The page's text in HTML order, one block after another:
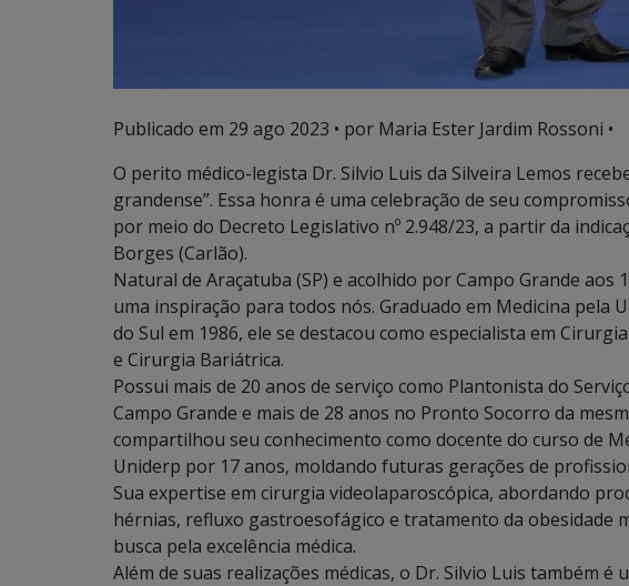
Publicado em 29 ago 2023 • por Maria Ester Jardim Rossoni •
O perito médico-legista Dr. Silvio Luis da Silveira Lemos
grandense”. Essa honra é uma celebração de seu
por meio do Decreto Legislativo nº 2.948/23, a partir da
Borges (Carlão).
Natural de Araçatuba (SP) e acolhido por Campo Grande aos
uma inspiração para todos nós. Graduado em Medicina pela
do Sul em 1986, ele se destacou como especialista em
e Cirurgia Bariátrica.
Possui mais de 20 anos de serviço como Plantonista do
Campo Grande e mais de 28 anos no Pronto Socorro da
compartilhou seu conhecimento como docente do curso de
Uniderp por 17 anos, moldando futuras gerações de
Sua expertise em cirurgia videolaparoscópica, abordando
hérnias, refluxo gastroesofágico e tratamento da obesidade
busca pela excelência médica.
Além de suas realizações médicas, o Dr. Silvio Luis também